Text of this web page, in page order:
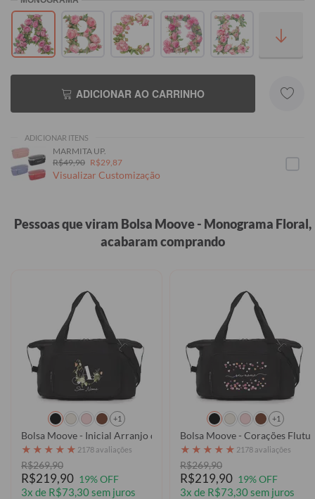
ADICIONAR AO CARRINHO
ADICIONAR ITENS
MARMITA UP.
R$49,90 R$29,87
Visualizar Customização
Pessoas que viram Bolsa Moove - Monograma Floral,
acabaram comprando
+1
Bolsa Moove - Inicial Arranjo de Flores
★ ★ ★ ★ ★ 2178 avaliações
R$269,90
R$219,90 19% OFF
3x de R$73,30 sem juros
+1
Bolsa Moove - Corações
★ ★ ★ ★ ★ 2178 avaliações
R$269,90
R$219,90 19% OFF
3x de R$73,30 sem juros